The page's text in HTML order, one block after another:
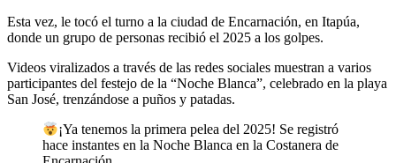
Esta vez, le tocó el turno a la ciudad de Encarnación, en Itapúa,
donde un grupo de personas recibió el 2025 a los golpes.
Videos viralizados a través de las redes sociales muestran a varios
participantes del festejo de la “Noche Blanca”, celebrado en la playa
San José, trenzándose a puños y patadas.
¡Ya tenemos la primera pelea del 2025! Se registró
hace instantes en la Noche Blanca en la Costanera de